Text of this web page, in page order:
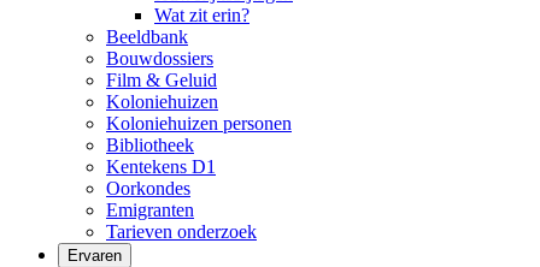
Wat zit erin?
Beeldbank
Bouwdossiers
Film & Geluid
Koloniehuizen
Koloniehuizen personen
Bibliotheek
Kentekens D1
Oorkondes
Emigranten
Tarieven onderzoek
Ervaren